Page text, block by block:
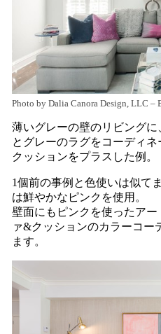
Photo by Dalia Canora Design, LLC –
薄いグレーの壁のリビング
とグレーのラグをコーディ
クッションをプラスした例。
1個前の事例と色使いは似て
は鮮やかなピンクを使用。
壁面にもピンクを使ったア
ァ&クッションのカラーコー
ます。